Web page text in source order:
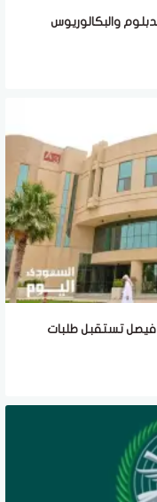
الدبلوم والبكالوريوس
فيصل تستقبل طلبات